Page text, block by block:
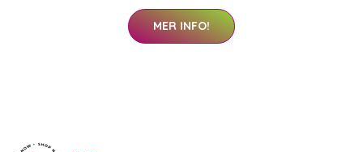
MER INFO!